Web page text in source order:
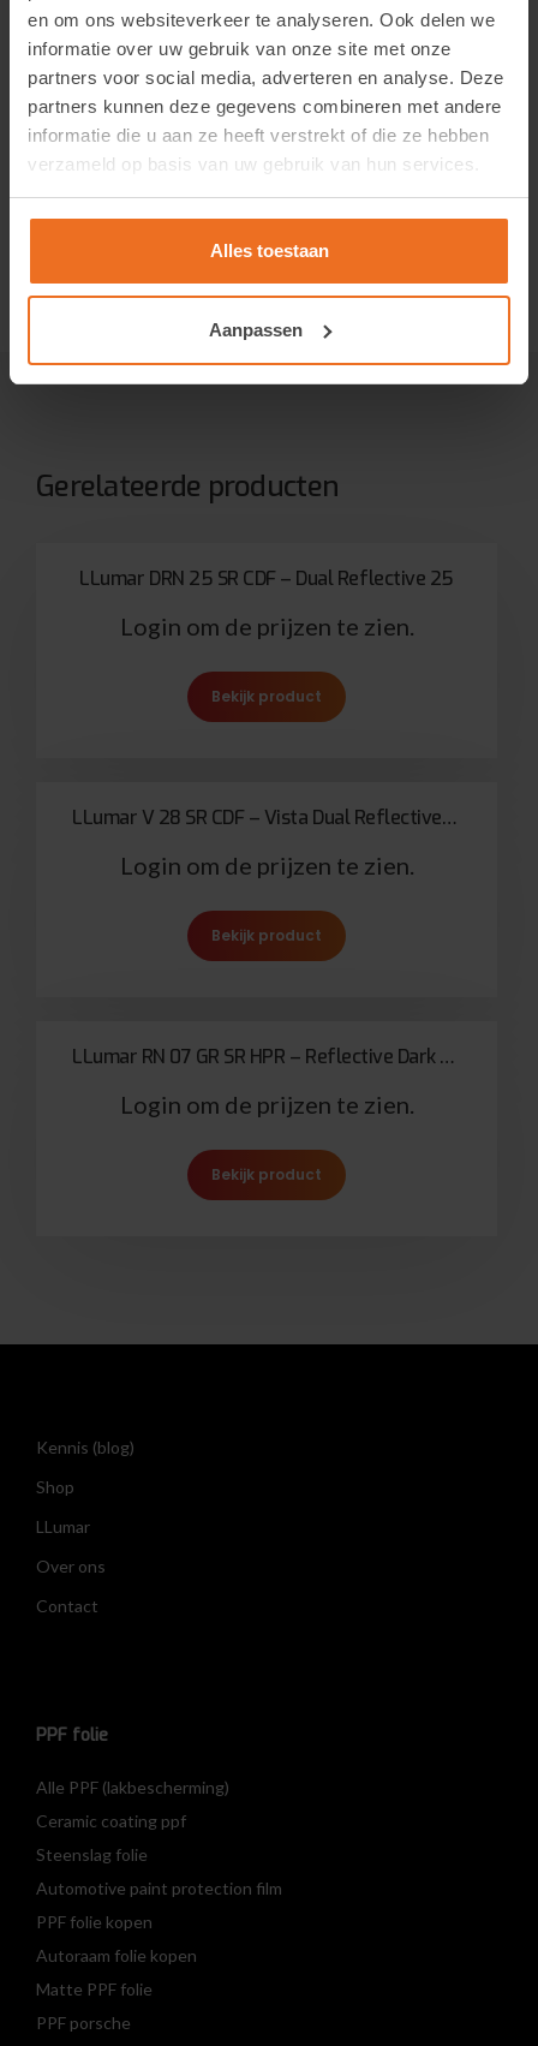
en om ons websiteverkeer te analyseren. Ook delen we
informatie over uw gebruik van onze site met onze
partners voor social media, adverteren en analyse. Deze
partners kunnen deze gegevens combineren met andere
informatie die u aan ze heeft verstrekt of die ze hebben
verzameld op basis van uw gebruik van hun services.
Alles toestaan
Aanpassen
Verkoopinformatie
Folie Expert levert uitsluitend aan zakelijke klanten. Om
dit product te kunnen bestellen, is een geverifieerd
account vereist.Vraag eenvoudig een account aan. Na
goedkeuring krijgt u toegang tot prijzen en kunt u direct
een bestelling plaatsen.
Gerelateerde producten
LLumar DRN 25 SR CDF – Dual Reflective 25
Login om de prijzen te zien.
Bekijk product
LLumar V 28 SR CDF – Vista Dual Reflective Medium Neutral
Login om de prijzen te zien.
Bekijk product
LLumar RN 07 GR SR HPR – Reflective Dark Grey “One Way Mirror”
Login om de prijzen te zien.
Bekijk product
Kennis (blog)
Shop
LLumar
Over ons
Contact
PPF folie
Alle PPF (lakbescherming)
Ceramic coating ppf
Steenslag folie
Automotive paint protection film
PPF folie kopen
Autoraam folie kopen
Matte PPF folie
PPF porsche